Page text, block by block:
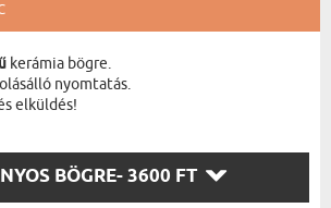
kerámia bögre.
nyomtatás.
elküldés!
BÖGRE- 3600 FT